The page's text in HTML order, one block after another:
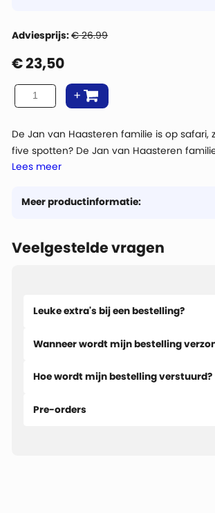
Meer productinformatie:
De Jan van Haasteren familie is op safari,
five spotten? De Jan van Haasteren
kanten weggeblazen in deze storm, als dat
Lees meer
Adviesprijs:€ 26.99
€23,50
Veelgestelde vragen
Leuke extra's bij een bestelling?
Wanneer wordt mijn bestelling
Hoe wordt mijn bestelling verstuurd?
Pre-orders